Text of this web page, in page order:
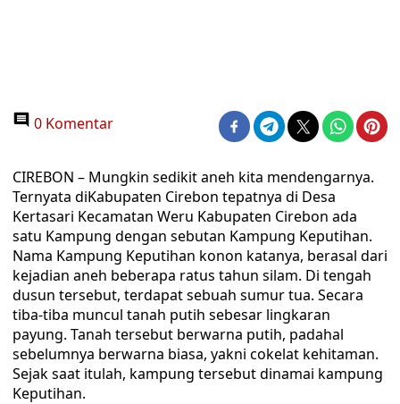
0 Komentar
CIREBON – Mungkin sedikit aneh kita mendengarnya.
Ternyata diKabupaten Cirebon tepatnya di Desa
Kertasari Kecamatan Weru Kabupaten Cirebon ada
satu Kampung dengan sebutan Kampung Keputihan.
Nama Kampung Keputihan konon katanya, berasal dari
kejadian aneh beberapa ratus tahun silam. Di tengah
dusun tersebut, terdapat sebuah sumur tua. Secara
tiba-tiba muncul tanah putih sebesar lingkaran
payung. Tanah tersebut berwarna putih, padahal
sebelumnya berwarna biasa, yakni cokelat kehitaman.
Sejak saat itulah, kampung tersebut dinamai kampung
Keputihan.